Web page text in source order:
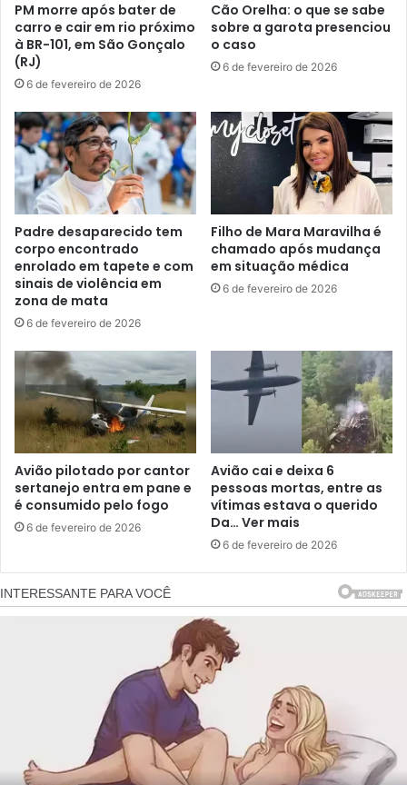
PM morre após bater de
carro e cair em rio próximo
à BR-101, em São Gonçalo
(RJ)
6 de fevereiro de 2026
Cão Orelha: o que se sabe
sobre a garota presenciou
o caso
6 de fevereiro de 2026
Padre desaparecido tem
corpo encontrado
enrolado em tapete e com
sinais de violência em
zona de mata
6 de fevereiro de 2026
Filho de Mara Maravilha é
chamado após mudança
em situação médica
6 de fevereiro de 2026
Avião pilotado por cantor
sertanejo entra em pane e
é consumido pelo fogo
6 de fevereiro de 2026
Avião cai e deixa 6
pessoas mortas, entre as
vítimas estava o querido
Da… Ver mais
6 de fevereiro de 2026